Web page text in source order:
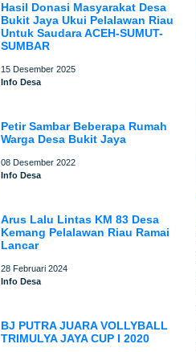
Hasil Donasi Masyarakat Desa
Bukit Jaya Ukui Pelalawan Riau
Untuk Saudara ACEH-SUMUT-
SUMBAR
15 Desember 2025
Info Desa
Petir Sambar Beberapa Rumah
Warga Desa Bukit Jaya
08 Desember 2022
Info Desa
Arus Lalu Lintas KM 83 Desa
Kemang Pelalawan Riau Ramai
Lancar
28 Februari 2024
Info Desa
BJ PUTRA JUARA VOLLYBALL
TRIMULYA JAYA CUP I 2020